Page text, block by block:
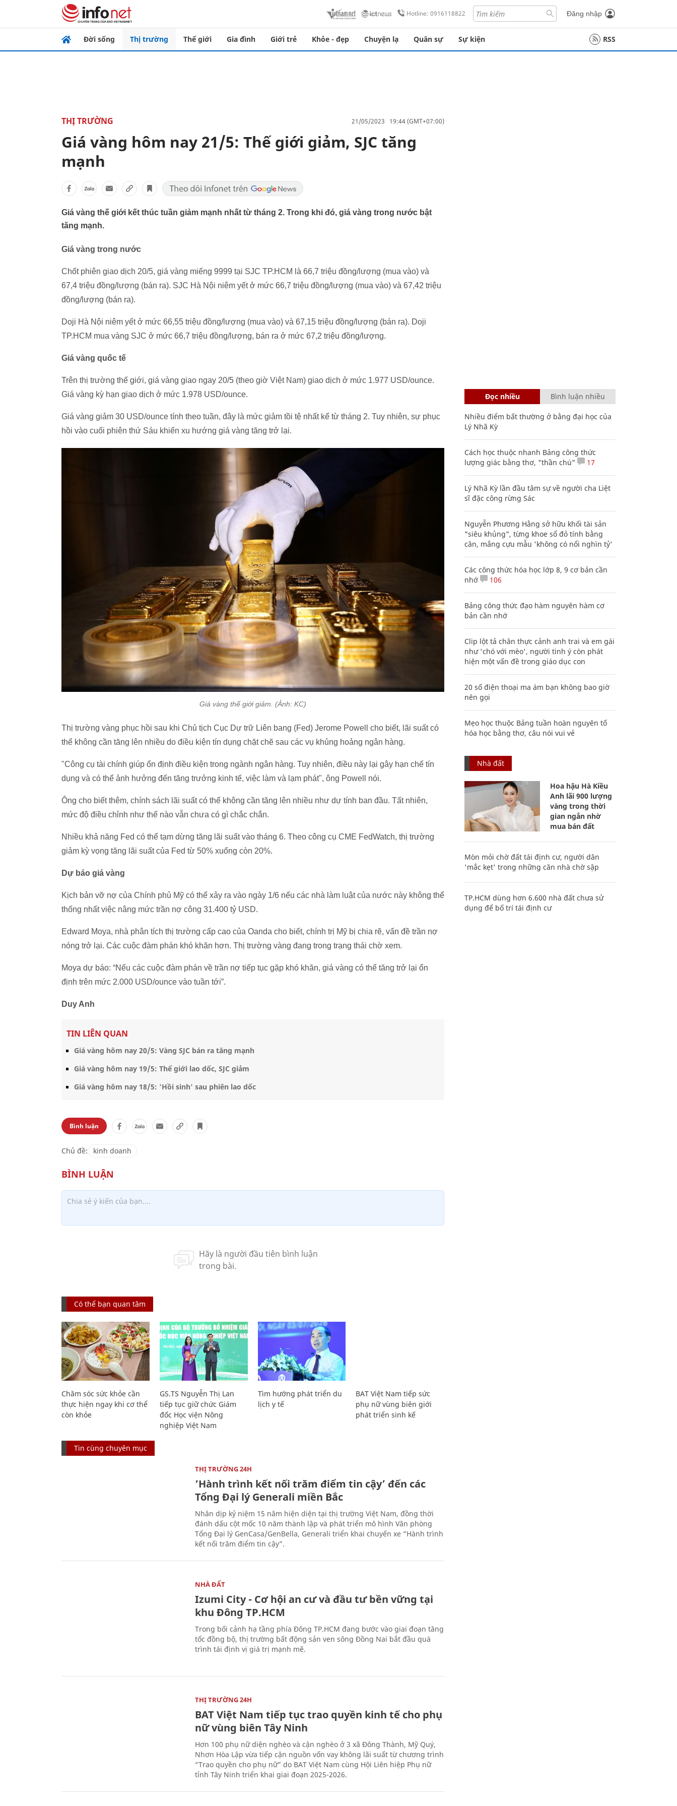
Hotline: 0916118822 Đăng nhập
Đời sống Thị trường Thế giới Gia đình Giới trẻ Khỏe - đẹp Chuyện lạ Quân sự Sự kiện RSS
THỊ TRƯỜNG 21/05/2023 19:44 (GMT+07:00)
Giá vàng hôm nay 21/5: Thế giới giảm, SJC tăng
mạnh
Giá vàng thế giới kết thúc tuần giảm mạnh nhất từ tháng 2. Trong khi đó, giá vàng trong nước bật
tăng mạnh.
Giá vàng trong nước
Chốt phiên giao dịch 20/5, giá vàng miếng 9999 tại SJC TP.HCM là 66,7 triệu đồng/lượng (mua vào) và
67,4 triệu đồng/lượng (bán ra). SJC Hà Nội niêm yết ở mức 66,7 triệu đồng/lượng (mua vào) và 67,42 triệu
đồng/lượng (bán ra).
Doji Hà Nội niêm yết ở mức 66,55 triệu đồng/lượng (mua vào) và 67,15 triệu đồng/lượng (bán ra). Doji
TP.HCM mua vàng SJC ở mức 66,7 triệu đồng/lượng, bán ra ở mức 67,2 triệu đồng/lượng.
Giá vàng quốc tế
Trên thị trường thế giới, giá vàng giao ngay 20/5 (theo giờ Việt Nam) giao dịch ở mức 1.977 USD/ounce.
Giá vàng kỳ hạn giao dịch ở mức 1.978 USD/ounce.
Giá vàng giảm 30 USD/ounce tính theo tuần, đây là mức giảm tồi tệ nhất kể từ tháng 2. Tuy nhiên, sự phục
hồi vào cuối phiên thứ Sáu khiến xu hướng giá vàng tăng trở lại.
Giá vàng thế giới giảm. (Ảnh: KC)
Thị trường vàng phục hồi sau khi Chủ tịch Cục Dự trữ Liên bang (Fed) Jerome Powell cho biết, lãi suất có
thể không cần tăng lên nhiều do điều kiện tín dụng chặt chẽ sau các vụ khủng hoảng ngân hàng.
"Công cụ tài chính giúp ổn định điều kiện trong ngành ngân hàng. Tuy nhiên, điều này lại gây hạn chế tín
dụng và có thể ảnh hưởng đến tăng trưởng kinh tế, việc làm và lạm phát", ông Powell nói.
Ông cho biết thêm, chính sách lãi suất có thể không cần tăng lên nhiều như dự tính ban đầu. Tất nhiên,
mức độ điều chỉnh như thế nào vẫn chưa có gì chắc chắn.
Nhiều khả năng Fed có thể tạm dừng tăng lãi suất vào tháng 6. Theo công cụ CME FedWatch, thị trường
giảm kỳ vọng tăng lãi suất của Fed từ 50% xuống còn 20%.
Dự báo giá vàng
Kịch bản vỡ nợ của Chính phủ Mỹ có thể xảy ra vào ngày 1/6 nếu các nhà làm luật của nước này không thể
thống nhất việc nâng mức trần nợ công 31.400 tỷ USD.
Edward Moya, nhà phân tích thị trường cấp cao của Oanda cho biết, chính trị Mỹ bị chia rẽ, vấn đề trần nợ
nóng trở lại. Các cuộc đàm phán khó khăn hơn. Thị trường vàng đang trong trạng thái chờ xem.
Moya dự báo: “Nếu các cuộc đàm phán về trần nợ tiếp tục gặp khó khăn, giá vàng có thể tăng trở lại ổn
định trên mức 2.000 USD/ounce vào tuần tới”.
Duy Anh
TIN LIÊN QUAN
Giá vàng hôm nay 20/5: Vàng SJC bán ra tăng mạnh
Giá vàng hôm nay 19/5: Thế giới lao dốc, SJC giảm
Giá vàng hôm nay 18/5: 'Hồi sinh' sau phiên lao dốc
Bình luận
Chủ đề: kinh doanh
Có thể bạn quan tâm
Chăm sóc sức khỏe cần
thực hiện ngay khi cơ thể
còn khỏe
GS.TS Nguyễn Thị Lan
tiếp tục giữ chức Giám
đốc Học viện Nông
nghiệp Việt Nam
Tìm hướng phát triển du
lịch y tế
BAT Việt Nam tiếp sức
phụ nữ vùng biên giới
phát triển sinh kế
Tin cùng chuyên mục
THỊ TRƯỜNG 24H
‘Hành trình kết nối trăm điểm tin cậy’ đến các
Tổng Đại lý Generali miền Bắc
Nhân dịp kỷ niệm 15 năm hiện diện tại thị trường Việt Nam, đồng thời
đánh dấu cột mốc 10 năm thành lập và phát triển mô hình Văn phòng
Tổng Đại lý GenCasa/GenBella, Generali triển khai chuyến xe “Hành trình
kết nối trăm điểm tin cậy”.
NHÀ ĐẤT
Izumi City - Cơ hội an cư và đầu tư bền vững tại
khu Đông TP.HCM
Trong bối cảnh hạ tầng phía Đông TP.HCM đang bước vào giai đoạn tăng
tốc đồng bộ, thị trường bất động sản ven sông Đồng Nai bắt đầu quá
trình tái định vị giá trị mạnh mẽ.
THỊ TRƯỜNG 24H
BAT Việt Nam tiếp tục trao quyền kinh tế cho phụ
nữ vùng biên Tây Ninh
Hơn 100 phụ nữ diện nghèo và cận nghèo ở 3 xã Đông Thành, Mỹ Quý,
Nhơn Hòa Lập vừa tiếp cận nguồn vốn vay không lãi suất từ chương trình
“Trao quyền cho phụ nữ” do BAT Việt Nam cùng Hội Liên hiệp Phụ nữ
tỉnh Tây Ninh triển khai giai đoạn 2025-2026.
Đọc nhiều Bình luận nhiều
Nhiều điểm bất thường ở bằng đại học của
Lý Nhã Kỳ
Cách học thuộc nhanh Bảng công thức
lượng giác bằng thơ, "thần chú"
17
Lý Nhã Kỳ lần đầu tâm sự về người cha Liệt
sĩ đặc công rừng Sác
Nguyễn Phương Hằng sở hữu khối tài sản
"siêu khủng", từng khoe sổ đỏ tính bằng
cân, mắng cựu mẫu 'không có nổi nghìn tỷ'
Các công thức hóa học lớp 8, 9 cơ bản cần
nhớ
106
Bảng công thức đạo hàm nguyên hàm cơ
bản cần nhớ
Clip lột tả chân thực cảnh anh trai và em gái
như 'chó với mèo', người tinh ý còn phát
hiện một vấn đề trong giáo dục con
20 số điện thoại ma ám bạn không bao giờ
nên gọi
Mẹo học thuộc Bảng tuần hoàn nguyên tố
hóa học bằng thơ, câu nói vui vẻ
Nhà đất
Hoa hậu Hà Kiều
Anh lãi 900 lượng
vàng trong thời
gian ngắn nhờ
mua bán đất
Mòn mỏi chờ đất tái định cư, người dân
'mắc kẹt' trong những căn nhà chờ sập
TP.HCM dùng hơn 6.600 nhà đất chưa sử
dụng để bố trí tái định cư